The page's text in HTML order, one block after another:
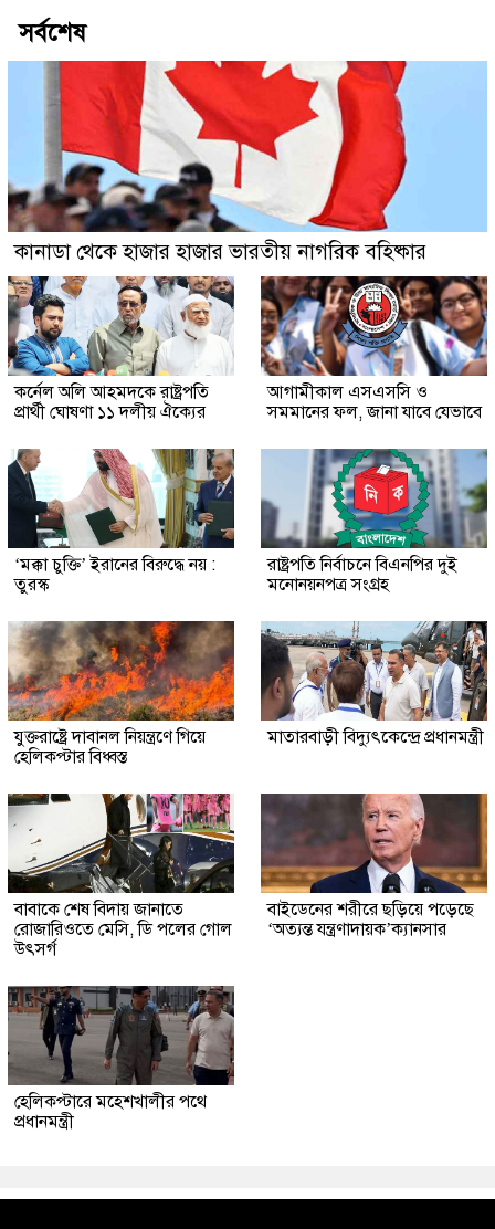
সর্বশেষ
কানাডা থেকে হাজার হাজার ভারতীয় নাগরিক বহিষ্কার
কর্নেল অলি আহমদকে রাষ্ট্রপতি
প্রার্থী ঘোষণা ১১ দলীয় ঐক্যের
আগামীকাল এসএসসি ও
সমমানের ফল, জানা যাবে যেভাবে
‘মক্কা চুক্তি’ ইরানের বিরুদ্ধে নয় :
তুরস্ক
রাষ্ট্রপতি নির্বাচনে বিএনপির দুই
মনোনয়নপত্র সংগ্রহ
যুক্তরাষ্ট্রে দাবানল নিয়ন্ত্রণে গিয়ে
হেলিকপ্টার বিধ্বস্ত
মাতারবাড়ী বিদ্যুৎকেন্দ্রে প্রধানমন্ত্রী
বাবাকে শেষ বিদায় জানাতে
রোজারিওতে মেসি, ডি পলের গোল
উৎসর্গ
বাইডেনের শরীরে ছড়িয়ে পড়েছে
‘অত্যন্ত যন্ত্রণাদায়ক’ক্যানসার
হেলিকপ্টারে মহেশখালীর পথে
প্রধানমন্ত্রী